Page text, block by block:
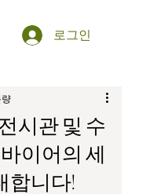
로그인
시관 및 수
이어의 세
합니다!